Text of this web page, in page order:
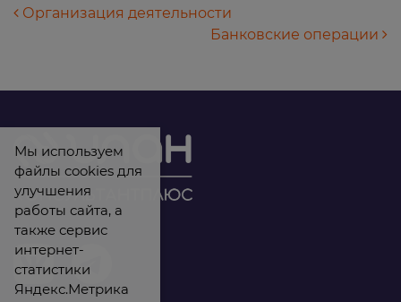
Навигация по записям
Организация деятельности
Банковские операции
Мы используем
файлы cookies для
улучшения
работы сайта, а
также сервис
интернет-
статистики
Яндекс.Метрика